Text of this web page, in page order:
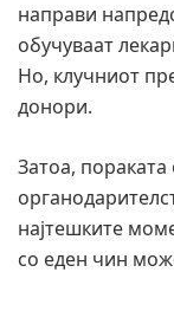
направи
обучуваат
Но, клучниот
донори.
Затоа, пораката
најтешките
со еден чин